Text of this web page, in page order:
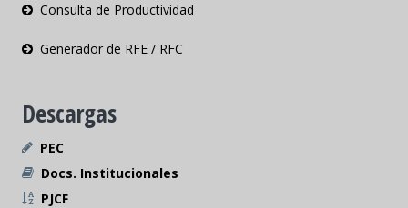
Consulta de Productividad
Generador de RFE / RFC
Descargas
PEC
Docs. Institucionales
PJCF